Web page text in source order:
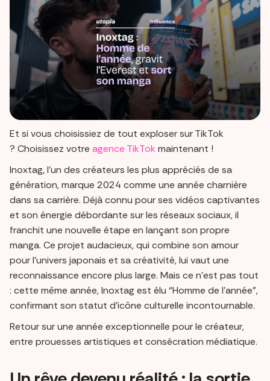
Et si vous choisissiez de tout exploser sur TikTok
? Choisissez votre agence TikTok maintenant !
Inoxtag, l’un des créateurs les plus appréciés de sa
génération, marque 2024 comme une année charnière
dans sa carrière. Déjà connu pour ses vidéos captivantes
et son énergie débordante sur les réseaux sociaux, il
franchit une nouvelle étape en lançant son propre
manga. Ce projet audacieux, qui combine son amour
pour l’univers japonais et sa créativité, lui vaut une
reconnaissance encore plus large. Mais ce n’est pas tout
: cette même année, Inoxtag est élu “Homme de l’année”,
confirmant son statut d’icône culturelle incontournable.
Retour sur une année exceptionnelle pour le créateur,
entre prouesses artistiques et consécration médiatique.